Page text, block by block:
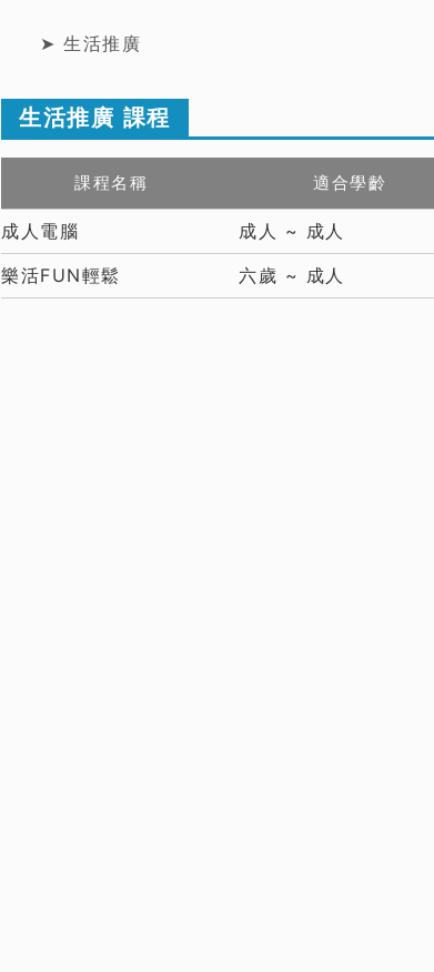
➤ 生活推廣
生活推廣 課程
課程名稱 適合學齡
成人電腦 成人 ~ 成人
樂活FUN輕鬆 六歲 ~ 成人